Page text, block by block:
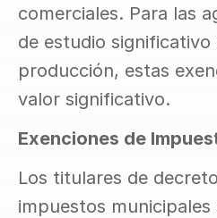
comerciales. Para las
de estudio significativo
producción, estas
valor significativo.
Exenciones de
Los titulares de
impuestos municipales